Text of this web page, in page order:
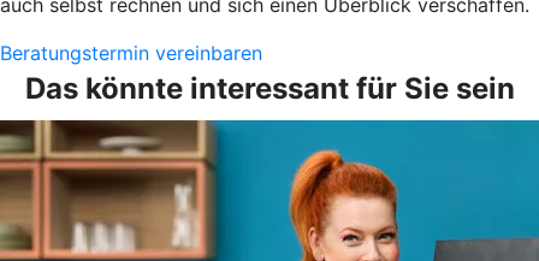
Beratungstermin vereinbaren
Das könnte interessant für Sie sein